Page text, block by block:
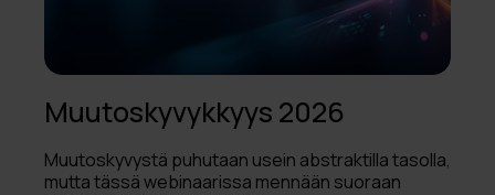
Muutoskyvykkyys 2026
Muutoskyvystä puhutaan usein abstraktilla tasolla,
mutta tässä webinaarissa mennään suoraan